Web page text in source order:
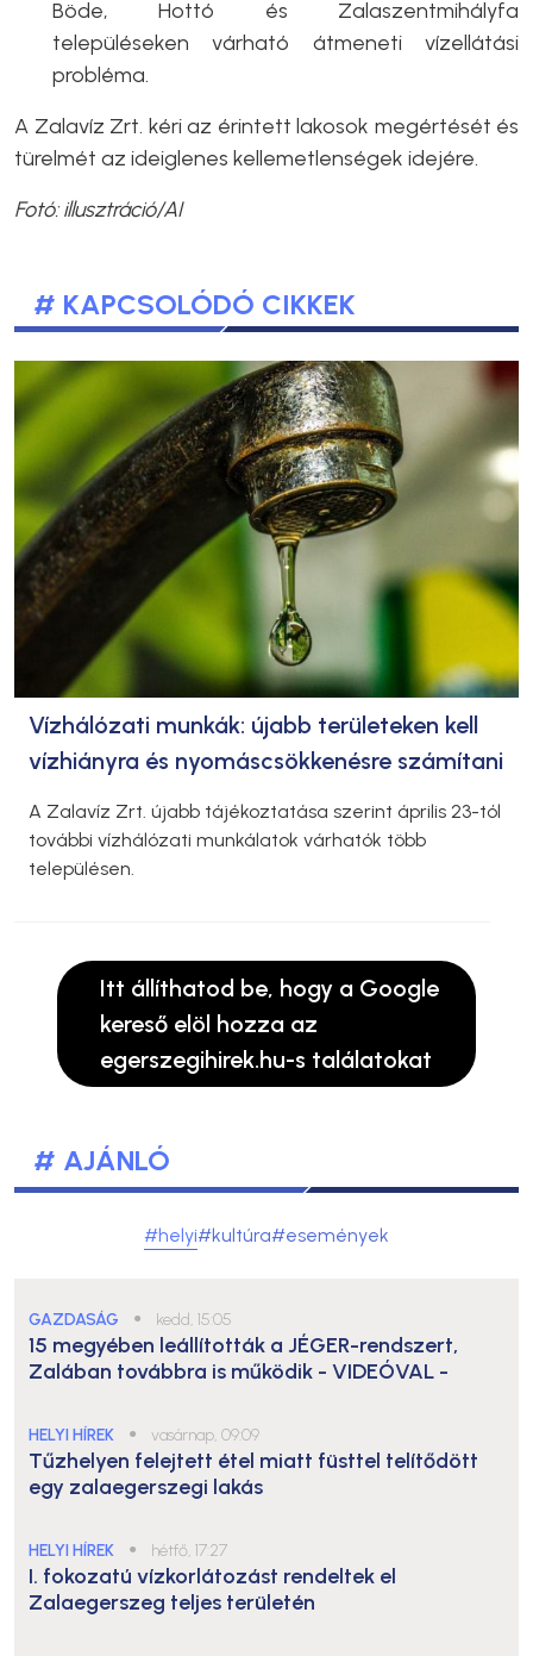
Böde, Hottó és Zalaszentmihályfa
településeken várható átmeneti vízellátási
probléma.
A Zalavíz Zrt. kéri az érintett lakosok megértését és
türelmét az ideiglenes kellemetlenségek idejére.
Fotó: illusztráció/AI
# KAPCSOLÓDÓ CIKKEK
Vízhálózati munkák: újabb területeken kell
vízhiányra és nyomáscsökkenésre számítani
A Zalavíz Zrt. újabb tájékoztatása szerint április 23-tól
további vízhálózati munkálatok várhatók több
településen.
Itt állíthatod be, hogy a Google
kereső elöl hozza az
egerszegihirek.hu-s találatokat
# AJÁNLÓ
#helyi#kultúra#események
GAZDASÁG ● kedd, 15:05
15 megyében leállították a JÉGER-rendszert,
Zalában továbbra is működik - VIDEÓVAL -
HELYI HÍREK ● vasárnap, 09:09
Tűzhelyen felejtett étel miatt füsttel telítődött
egy zalaegerszegi lakás
HELYI HÍREK ● hétfő, 17:27
I. fokozatú vízkorlátozást rendeltek el
Zalaegerszeg teljes területén